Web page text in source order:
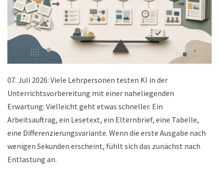
07. Juli 2026: Viele Lehrpersonen testen KI in der
Unterrichtsvorbereitung mit einer naheliegenden
Erwartung: Vielleicht geht etwas schneller. Ein
Arbeitsauftrag, ein Lesetext, ein Elternbrief, eine Tabelle,
eine Differenzierungsvariante. Wenn die erste Ausgabe nach
wenigen Sekunden erscheint, fühlt sich das zunächst nach
Entlastung an.